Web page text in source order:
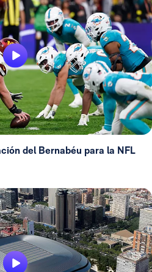
del Bernabéu para la NFL